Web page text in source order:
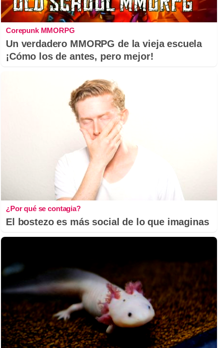
Corepunk MMORPG
Un verdadero MMORPG de la vieja escuela
¡Cómo los de antes, pero mejor!
¿Por qué se contagia?
El bostezo es más social de lo que imaginas